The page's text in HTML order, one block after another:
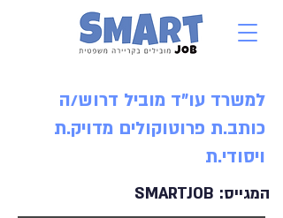
למשרד עו"ד מוביל דרוש/ה
כותב.ת פרוטוקולים מדויק.ת
ויסודי.ת
SMARTJOB המגייס: